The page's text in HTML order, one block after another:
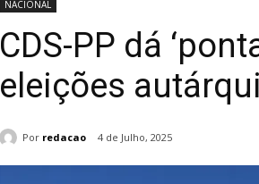
NACIONAL
CDS-PP dá
eleições
Por redacao 4 de Julho, 2025